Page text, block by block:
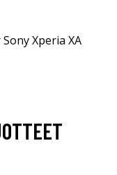
Xperia XA